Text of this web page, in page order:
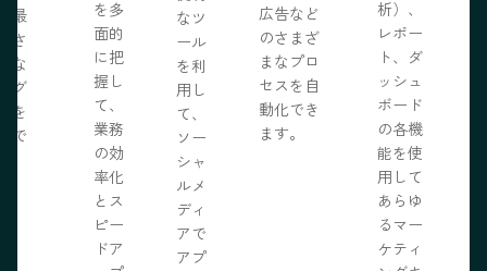
最
さ
な
グ
を
で
を多
面的
に把
握し
て、
業務
の効
率化
とス
ピー
ドア
なツ
ール
を利
用し
て、
ソー
シャ
ルメ
ディ
アで
アプ
広告など
のさまざ
まなプロ
セスを自
動化でき
ます。
析）、
レポー
ト、ダ
ッシュ
ボード
の各機
能を使
用して
あらゆ
るマー
ケティ